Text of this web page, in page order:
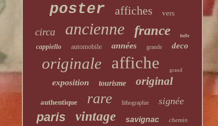
poster affiches vers
circa ancienne france belle
cappiello automobile années grande deco
originale affiche grand
exposition tourisme original
authentique rare lithographie signée
paris vintage savignac chemin